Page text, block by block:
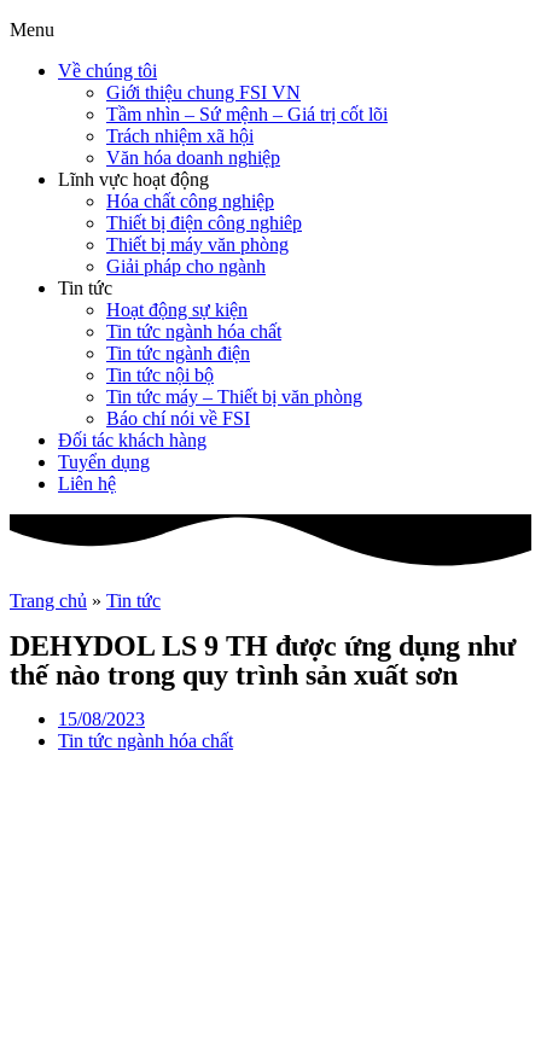
Menu
Về chúng tôi
Giới thiệu chung FSI VN
Tầm nhìn – Sứ mệnh – Giá trị cốt lõi
Trách nhiệm xã hội
Văn hóa doanh nghiệp
Lĩnh vực hoạt động
Hóa chất công nghiệp
Thiết bị điện công nghiêp
Thiết bị máy văn phòng
Giải pháp cho ngành
Tin tức
Hoạt động sự kiện
Tin tức ngành hóa chất
Tin tức ngành điện
Tin tức nội bộ
Tin tức máy – Thiết bị văn phòng
Báo chí nói về FSI
Đối tác khách hàng
Tuyển dụng
Liên hệ
Trang chủ » Tin tức
DEHYDOL LS 9 TH được ứng dụng như
thế nào trong quy trình sản xuất sơn
15/08/2023
Tin tức ngành hóa chất